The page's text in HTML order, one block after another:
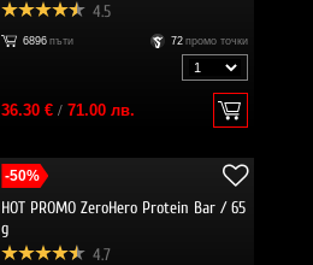
4.5
6896 пъти 72 промо точки
36.30 €/ 71.00 лв.
-50%
HOT PROMO ZeroHero Protein Bar / 65
g
4.7